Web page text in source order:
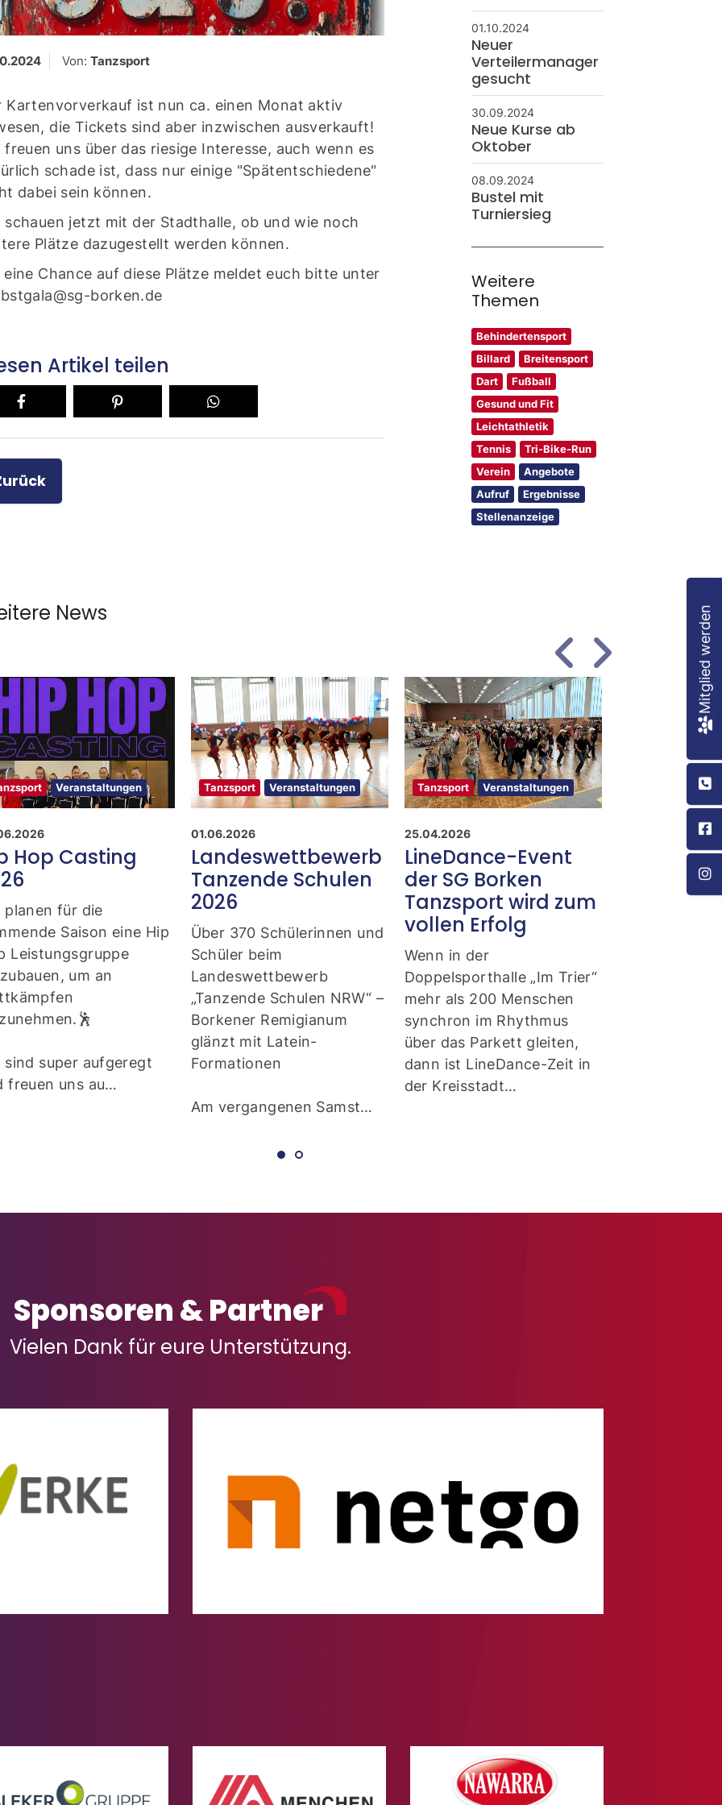
Von: Tanzsport
Kartenvorverkauf ist nun ca. einen Monat aktiv
die Tickets sind aber inzwischen ausverkauft!
freuen uns über das riesige Interesse, auch wenn es
schade ist, dass nur einige "Spätentschiedene"
dabei sein können.
schauen jetzt mit der Stadthalle, ob und wie noch
Plätze dazugestellt werden können.
eine Chance auf diese Plätze meldet euch bitte unter
borken.de
Artikel teilen
01.10.2024
Neuer
Verteilermanager
gesucht
30.09.2024
Neue Kurse ab
Oktober
08.09.2024
Bustel mit
Turniersieg
Weitere
Themen
Behindertensport
Billard
Breitensport
Dart
Fußball
Gesund und Fit
Leichtathletik
Tennis
Tri-Bike-Run
Verein
Angebote
Aufruf
Ergebnisse
Stellenanzeige
News
Veranstaltungen
Hop Casting
planen für die
Saison eine Hip
Leistungsgruppe
um an
sind super aufgeregt
freuen uns au…
Tanzsport Veranstaltungen
01.06.2026
Landeswettbewerb
Tanzende Schulen
2026
Über 370 Schülerinnen und
Schüler beim
Landeswettbewerb
„Tanzende Schulen NRW“ –
Borkener Remigianum
glänzt mit Latein-
Formationen
Am vergangenen Samst…
Tanzsport Veranstaltungen
25.04.2026
LineDance-Event
der SG Borken
Tanzsport wird zum
vollen Erfolg
Wenn in der
Doppelsporthalle „Im Trier“
mehr als 200 Menschen
synchron im Rhythmus
über das Parkett gleiten,
dann ist LineDance-Zeit in
der Kreisstadt…
Offenes
der
Sponsoren & Partner
Vielen Dank für eure Unterstützung.
Mitglied werden